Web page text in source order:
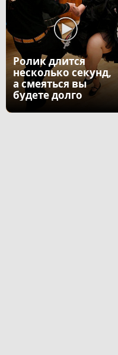
Ролик длится
несколько секунд,
а смеяться вы
будете долго